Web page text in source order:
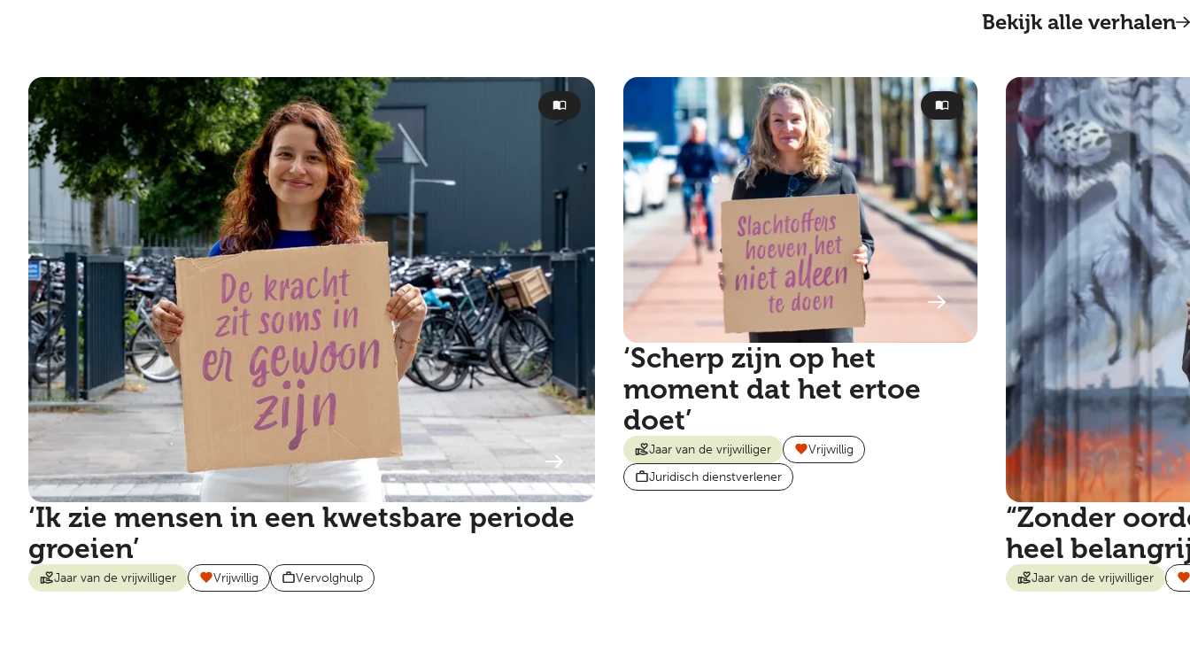
Bekijk alle verhalen
‘Ik zie mensen in een kwetsbare periode
groeien’
Jaar van de vrijwilliger Vrijwillig Vervolghulp
‘Scherp zijn op het
moment dat het ertoe
doet’
Jaar van de vrijwilliger
Vrijwillig
Juridisch dienstverlener
“Zonder
heel
Jaar van de vrijwilliger